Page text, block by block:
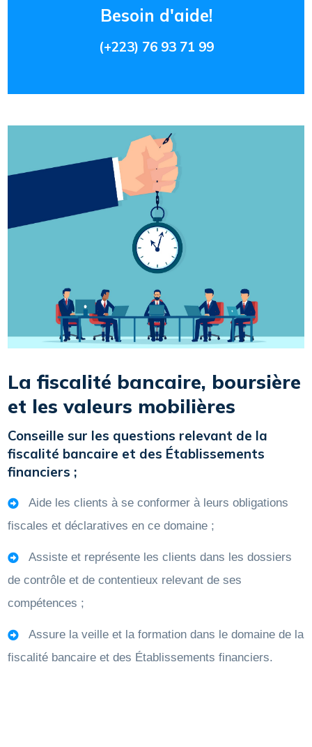
Besoin d'aide!
(+223) 76 93 71 99
La fiscalité bancaire, boursière
et les valeurs mobilières
Conseille sur les questions relevant de la
fiscalité bancaire et des Établissements
financiers ;
Aide les clients à se conformer à leurs obligations
fiscales et déclaratives en ce domaine ;
Assiste et représente les clients dans les dossiers
de contrôle et de contentieux relevant de ses
compétences ;
Assure la veille et la formation dans le domaine de la
fiscalité bancaire et des Établissements financiers.